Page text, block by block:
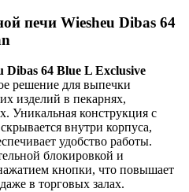
печи Wiesheu Dibas 64
Dibas 64 Blue L Exclusive
решение для выпечки
изделий в пекарнях,
Уникальная конструкция с
внутри корпуса,
удобство работы.
блокировкой и
кнопки, что повышает
в торговых залах.